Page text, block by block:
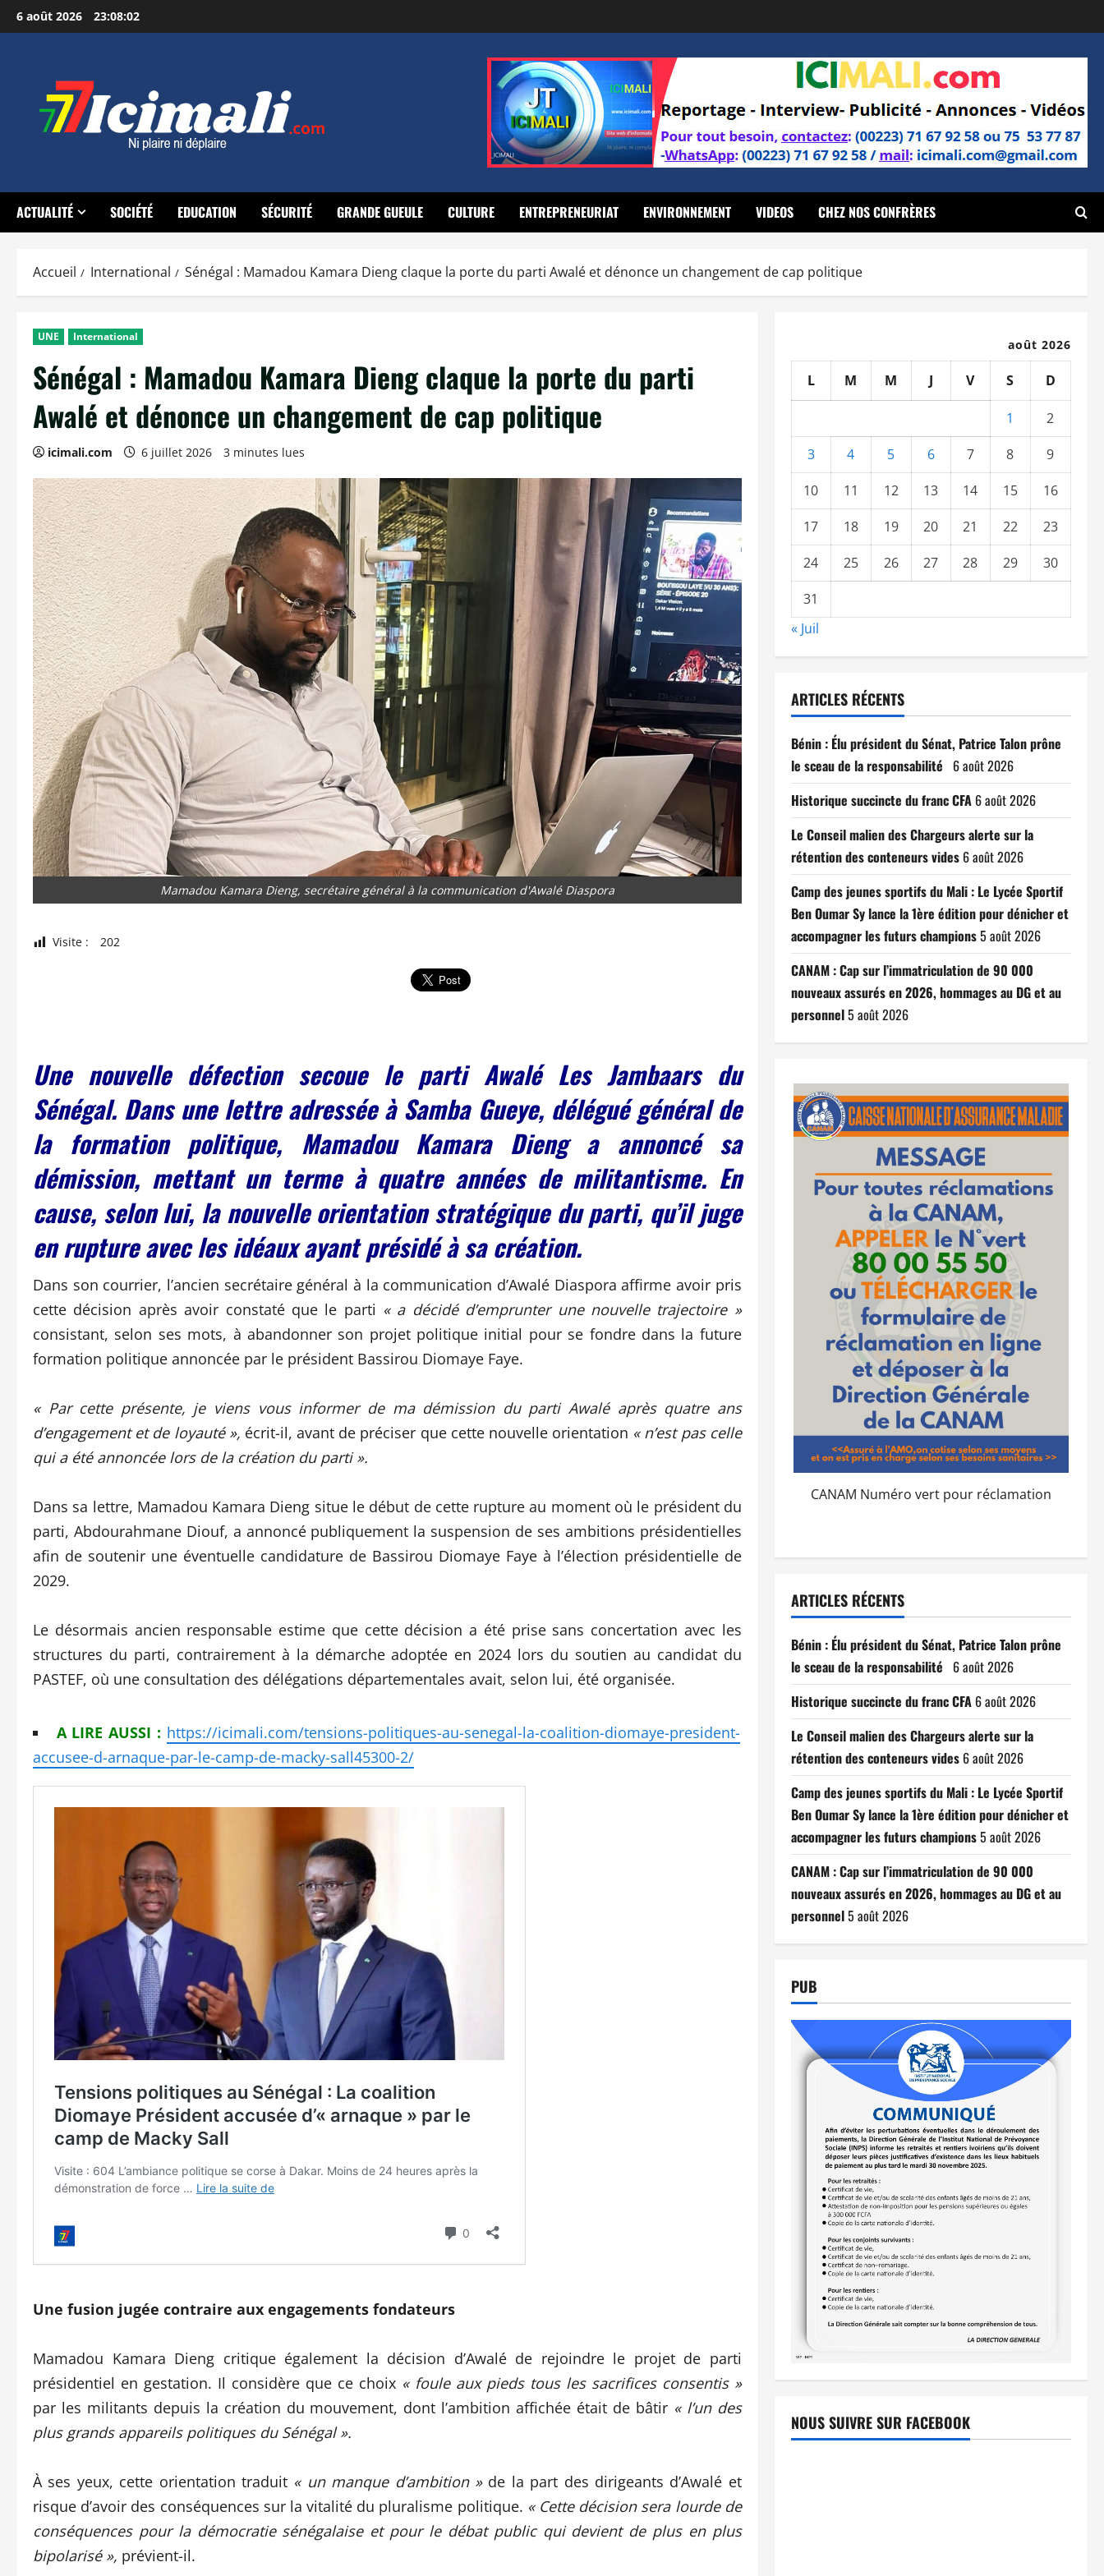
Aller
au
6 août 2026 23:08:04
ACTUALITÉ SOCIÉTÉ EDUCATION SÉCURITÉ GRANDE GUEULE CULTURE ENTREPRENEURIAT ENVIRONNEMENT VIDEOS CHEZ NOS CONFRÈRES
Accueil International Sénégal : Mamadou Kamara Dieng claque la porte du parti Awalé et dénonce un changement de cap politique
UNE International
Sénégal : Mamadou Kamara Dieng claque la porte du parti
Awalé et dénonce un changement de cap politique
icimali.com 6 juillet 2026 3 minutes lues
Mamadou Kamara Dieng, secrétaire général à la communication d'Awalé Diaspora
Visite : 202
Une nouvelle défection secoue le parti Awalé Les Jambaars du
Sénégal. Dans une lettre adressée à Samba Gueye, délégué général de
la formation politique, Mamadou Kamara Dieng a annoncé sa
démission, mettant un terme à quatre années de militantisme. En
cause, selon lui, la nouvelle orientation stratégique du parti, qu’il juge
en rupture avec les idéaux ayant présidé à sa création.
Dans son courrier, l’ancien secrétaire général à la communication d’Awalé Diaspora affirme avoir pris
cette décision après avoir constaté que le parti « a décidé d’emprunter une nouvelle trajectoire »
consistant, selon ses mots, à abandonner son projet politique initial pour se fondre dans la future
formation politique annoncée par le président Bassirou Diomaye Faye.
« Par cette présente, je viens vous informer de ma démission du parti Awalé après quatre ans
d’engagement et de loyauté », écrit-il, avant de préciser que cette nouvelle orientation « n’est pas celle
qui a été annoncée lors de la création du parti ».
Dans sa lettre, Mamadou Kamara Dieng situe le début de cette rupture au moment où le président du
parti, Abdourahmane Diouf, a annoncé publiquement la suspension de ses ambitions présidentielles
afin de soutenir une éventuelle candidature de Bassirou Diomaye Faye à l’élection présidentielle de
2029.
Le désormais ancien responsable estime que cette décision a été prise sans concertation avec les
structures du parti, contrairement à la démarche adoptée en 2024 lors du soutien au candidat du
PASTEF, où une consultation des délégations départementales avait, selon lui, été organisée.
A LIRE AUSSI : https://icimali.com/tensions-politiques-au-senegal-la-coalition-diomaye-president-
accusee-d-arnaque-par-le-camp-de-macky-sall45300-2/
Une fusion jugée contraire aux engagements fondateurs
Mamadou Kamara Dieng critique également la décision d’Awalé de rejoindre le projet de parti
présidentiel en gestation. Il considère que ce choix « foule aux pieds tous les sacrifices consentis »
par les militants depuis la création du mouvement, dont l’ambition affichée était de bâtir « l’un des
plus grands appareils politiques du Sénégal ».
À ses yeux, cette orientation traduit « un manque d’ambition »de la part des dirigeants d’Awalé et
risque d’avoir des conséquences sur la vitalité du pluralisme politique. « Cette décision sera lourde de
conséquences pour la démocratie sénégalaise et pour le débat public qui devient de plus en plus
bipolarisé », prévient-il.
août 2026
L M M J V S D
1
2
3
4 5 6 7 8
9
10
11 12 13 14 15
16
17
18 19 20 21 22
23
24
25 26 27 28 29
30
31
« Juil
ARTICLES RÉCENTS
Bénin : Élu président du Sénat, Patrice Talon prône
le sceau de la responsabilité 6 août 2026
Historique succincte du franc CFA 6 août 2026
Le Conseil malien des Chargeurs alerte sur la
rétention des conteneurs vides 6 août 2026
Camp des jeunes sportifs du Mali : Le Lycée Sportif
Ben Oumar Sy lance la 1ère édition pour dénicher et
accompagner les futurs champions5 août 2026
CANAM : Cap sur l’immatriculation de 90 000
nouveaux assurés en 2026, hommages au DG et au
personnel5 août 2026
CANAM Numéro vert pour réclamation
ARTICLES RÉCENTS
Bénin : Élu président du Sénat, Patrice Talon prône
le sceau de la responsabilité 6 août 2026
Historique succincte du franc CFA 6 août 2026
Le Conseil malien des Chargeurs alerte sur la
rétention des conteneurs vides 6 août 2026
Camp des jeunes sportifs du Mali : Le Lycée Sportif
Ben Oumar Sy lance la 1ère édition pour dénicher et
accompagner les futurs champions5 août 2026
CANAM : Cap sur l’immatriculation de 90 000
nouveaux assurés en 2026, hommages au DG et au
personnel5 août 2026
PUB
NOUS SUIVRE SUR FACEBOOK